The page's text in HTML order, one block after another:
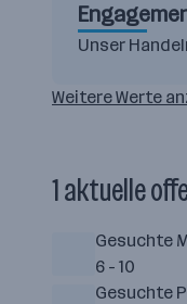
Unser
Weitere Werte
1 aktuelle
Gesuchte
6 - 10
Gesuchte